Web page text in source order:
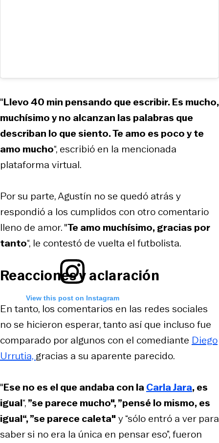
View this post on Instagram
"Llevo 40 min pensando que escribir. Es mucho,
muchísimo y no alcanzan las palabras que
describan lo que siento. Te amo es poco y te
amo mucho“, escribió en la mencionada
plataforma virtual.
Por su parte, Agustín no se quedó atrás y
respondió a los cumplidos con otro comentario
lleno de amor. "Te amo muchísimo, gracias por
tanto“, le contestó de vuelta el futbolista.
Reacciones y aclaración
En tanto, los comentarios en las redes sociales
no se hicieron esperar, tanto así que incluso fue
comparado por algunos con el comediante Diego
Urrutia, gracias a su aparente parecido.
"Ese no es el que andaba con laCarla Jara, es
igual“,”se parece mucho", ”pensé lo mismo, es
igual“, ”se parece caleta"y “sólo entró a ver para
saber si no era la única en pensar eso”, fueron